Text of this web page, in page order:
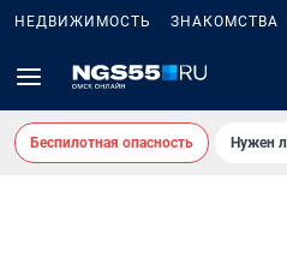
НЕДВИЖИМОСТЬ ЗНАКОМСТВА
Беспилотная опасность Нужен